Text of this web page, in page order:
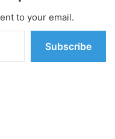
to your email.
Subscribe